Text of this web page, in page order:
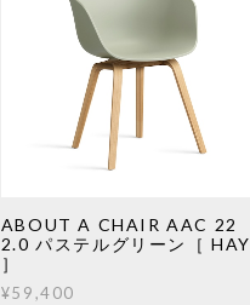
ABOUT A CHAIR AAC 22
2.0 パステルグリーン［ HAY
］
¥59,400